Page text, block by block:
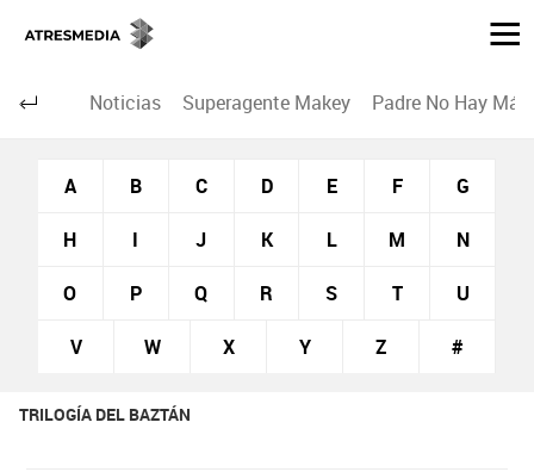
Noticias Superagente Makey Padre No Hay
A B C D E F G
H I J K L M N
O P Q R S T U
V W X Y Z #
TRILOGÍA DEL BAZTÁN